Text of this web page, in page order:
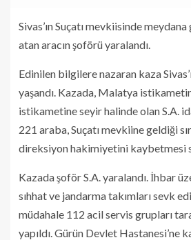
Sivas’ın Suçatı mevkiisinde
atan aracın şoförü yaralandı.
Edinilen bilgilere nazaran kaza
yaşandı. Kazada, Malatya
istikametine seyir halinde olan S.A.
221 araba, Suçatı mevkiine geldiği
direksiyon hakimiyetini kaybetmesi
Kazada şoför S.A. yaralandı. İhbar
sıhhat ve jandarma takımları sevk
müdahale 112 acil servis grupları
yapıldı. Gürün Devlet Hastanesi’ne